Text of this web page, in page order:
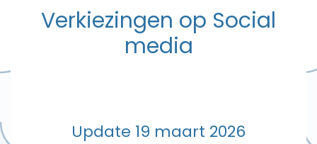
Verkiezingen op Social
media
Update 19 maart 2026